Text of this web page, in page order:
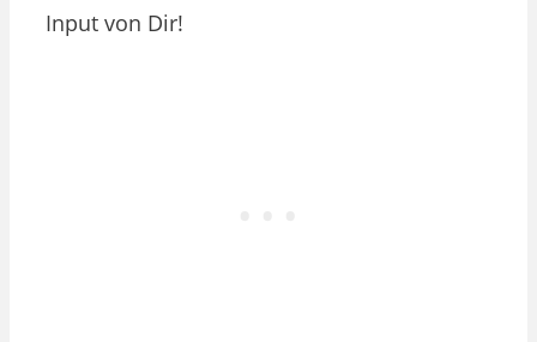
Input von Dir!